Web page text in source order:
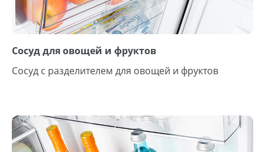
Сосуд для овощей и фруктов
Сосуд с разделителем для овощей и фруктов